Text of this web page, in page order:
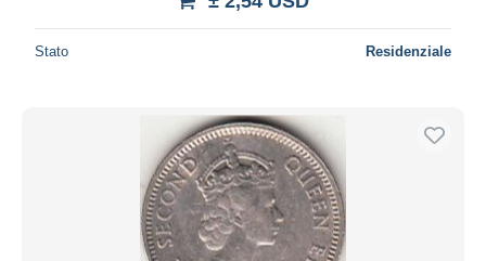
Stato Residenziale